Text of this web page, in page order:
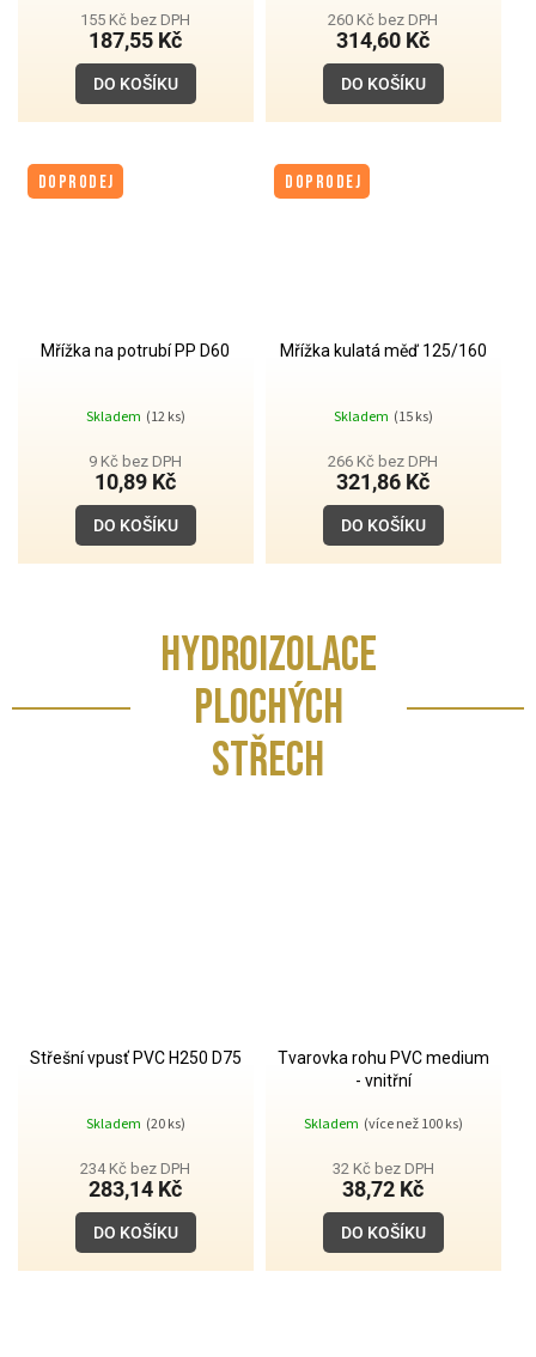
155 Kč bez DPH
187,55 Kč
DO KOŠÍKU
260 Kč bez DPH
314,60 Kč
DO KOŠÍKU
DOPRODEJ
Mřížka na potrubí PP D60
Skladem (12 ks)
9 Kč bez DPH
10,89 Kč
DO KOŠÍKU
DOPRODEJ
Mřížka kulatá měď 125/160
Skladem (15 ks)
266 Kč bez DPH
321,86 Kč
DO KOŠÍKU
HYDROIZOLACE
PLOCHÝCH
STŘECH
Střešní vpusť PVC H250 D75
Skladem (20 ks)
234 Kč bez DPH
283,14 Kč
DO KOŠÍKU
Tvarovka rohu PVC medium
- vnitřní
Skladem (více než 100 ks)
32 Kč bez DPH
38,72 Kč
DO KOŠÍKU